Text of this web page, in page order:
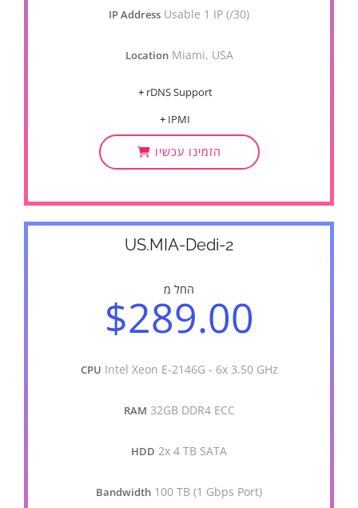
IP Address Usable 1 IP (/30)
Location Miami, USA
+ rDNS Support
+ IPMI
הזמינו עכשיו
US.MIA-Dedi-2
החל מ
$289.00
CPU Intel Xeon E-2146G - 6x 3.50 GHz
RAM 32GB DDR4 ECC
HDD 2x 4 TB SATA
Bandwidth 100 TB (1 Gbps Port)